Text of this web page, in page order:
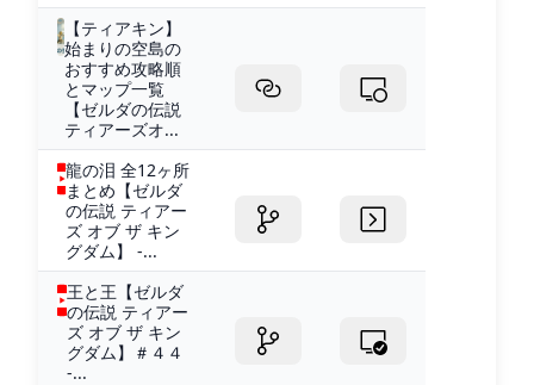
【ティアキン】
始まりの空島の
おすすめ攻略順
とマップ一覧
【ゼルダの伝説
ティアーズオ...
龍の泪 全12ヶ所
まとめ【ゼルダ
の伝説 ティアー
ズ オブ ザ キン
グダム】 -...
王と王【ゼルダ
の伝説 ティアー
ズ オブ ザ キン
グダム】＃４４
-...